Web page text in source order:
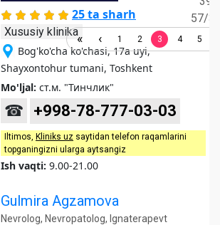
25 ta sharh
Xususiy klinika
Bog'ko'cha ko'chasi, 17a uyi,
Shayxontohur tumani, Toshkent
Mo'ljal: ст.м. "Тинчлик"
☎ +998-78-777-03-03
Iltimos, Kliniks uz saytidan telefon raqamlarini
topganingizni ularga aytsangiz
Ish vaqti: 9.00-21.00
Gulmira Agzamova
Nevrolog, Nevropatolog, Ignaterapevt
57/
1 2 3 4 5